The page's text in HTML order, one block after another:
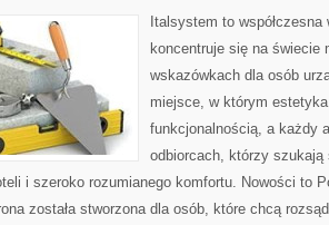
Italsystem to
koncentruje się na świecie
wskazówkach dla osób
miejsce, w którym
funkcjonalnością, a każdy
odbiorcach, którzy szukają
i szeroko rozumianego komfortu. Nowości to
została stworzona dla osób, które chcą